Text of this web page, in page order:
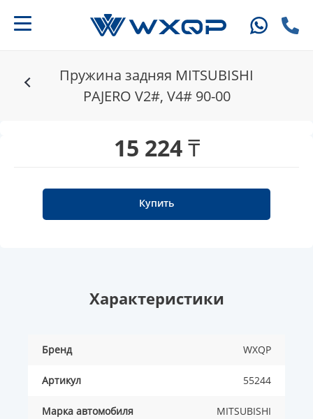
Пружина задняя MITSUBISHI
PAJERO V2#, V4# 90-00
15 224 ₸
Купить
Характеристики
Бренд WXQP
Артикул 55244
Марка автомобиля MITSUBISHI